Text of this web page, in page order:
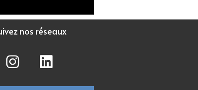
nos réseaux